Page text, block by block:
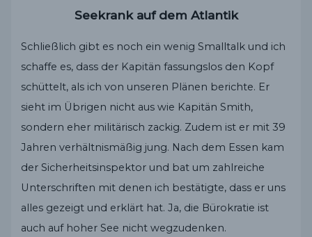
Seekrank auf dem Atlantik
Schließlich gibt es noch ein wenig Smalltalk und ich
schaffe es, dass der Kapitän fassungslos den Kopf
schüttelt, als ich von unseren Plänen berichte. Er
sieht im Übrigen nicht aus wie Kapitän Smith,
sondern eher militärisch zackig. Zudem ist er mit 39
Jahren verhältnismäßig jung. Nach dem Essen kam
der Sicherheitsinspektor und bat um zahlreiche
Unterschriften mit denen ich bestätigte, dass er uns
alles gezeigt und erklärt hat. Ja, die Bürokratie ist
auch auf hoher See nicht wegzudenken.